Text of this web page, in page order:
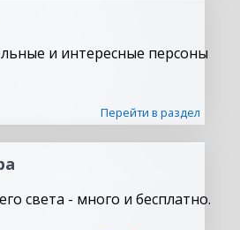
и интересные персоны
Перейти в раздел
света - много и бесплатно.